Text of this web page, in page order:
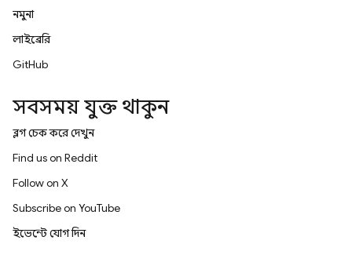
নমুনা
লাইব্রেরি
GitHub
সবসময় যুক্ত থাকুন
ব্লগ চেক করে দেখুন
Find us on Reddit
Follow on X
Subscribe on YouTube
ইভেন্টে যোগ দিন